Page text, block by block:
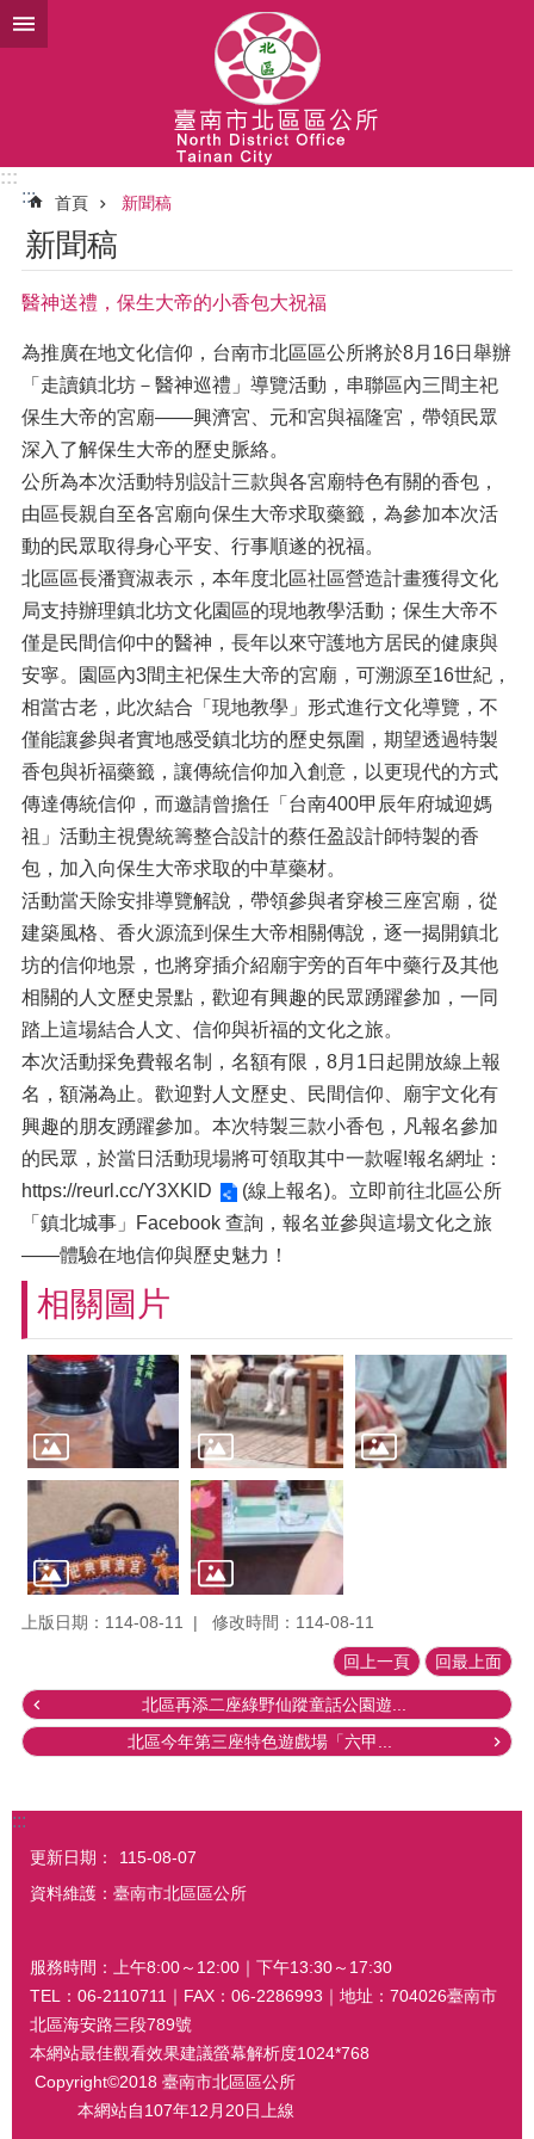
跳到主要內容區塊
:::
:::
首頁 新聞稿
新聞稿
醫神送禮，保生大帝的小香包大祝福
為推廣在地文化信仰，台南市北區區公所將於8月16日舉辦
「走讀鎮北坊－醫神巡禮」導覽活動，串聯區內三間主祀
保生大帝的宮廟——興濟宮、元和宮與福隆宮，帶領民眾
深入了解保生大帝的歷史脈絡。
公所為本次活動特別設計三款與各宮廟特色有關的香包，
由區長親自至各宮廟向保生大帝求取藥籤，為參加本次活
動的民眾取得身心平安、行事順遂的祝福。
北區區長潘寶淑表示，本年度北區社區營造計畫獲得文化
局支持辦理鎮北坊文化園區的現地教學活動；保生大帝不
僅是民間信仰中的醫神，長年以來守護地方居民的健康與
安寧。園區內3間主祀保生大帝的宮廟，可溯源至16世紀，
相當古老，此次結合「現地教學」形式進行文化導覽，不
僅能讓參與者實地感受鎮北坊的歷史氛圍，期望透過特製
香包與祈福藥籤，讓傳統信仰加入創意，以更現代的方式
傳達傳統信仰，而邀請曾擔任「台南400甲辰年府城迎媽
祖」活動主視覺統籌整合設計的蔡任盈設計師特製的香
包，加入向保生大帝求取的中草藥材。
活動當天除安排導覽解說，帶領參與者穿梭三座宮廟，從
建築風格、香火源流到保生大帝相關傳說，逐一揭開鎮北
坊的信仰地景，也將穿插介紹廟宇旁的百年中藥行及其他
相關的人文歷史景點，歡迎有興趣的民眾踴躍參加，一同
踏上這場結合人文、信仰與祈福的文化之旅。
本次活動採免費報名制，名額有限，8月1日起開放線上報
名，額滿為止。歡迎對人文歷史、民間信仰、廟宇文化有
興趣的朋友踴躍參加。本次特製三款小香包，凡報名參加
的民眾，於當日活動現場將可領取其中一款喔!報名網址：
https://reurl.cc/Y3XKlD
(線上報名)。立即前往北區公所
「鎮北城事」Facebook 查詢，報名並參與這場文化之旅
——體驗在地信仰與歷史魅力！
相關圖片
上版日期：114-08-11 修改時間：114-08-11
回上一頁 回最上面
北區再添二座綠野仙蹤童話公園遊...
北區今年第三座特色遊戲場「六甲...
:::
更新日期：
115-08-07
資料維護：臺南市北區區公所
服務時間：上午8:00～12:00｜下午13:30～17:30
TEL：06-2110711｜FAX：06-2286993｜地址：704026臺南市
北區海安路三段789號
本網站最佳觀看效果建議螢幕解析度1024*768
Copyright©2018 臺南市北區區公所
本網站自107年12月20日上線